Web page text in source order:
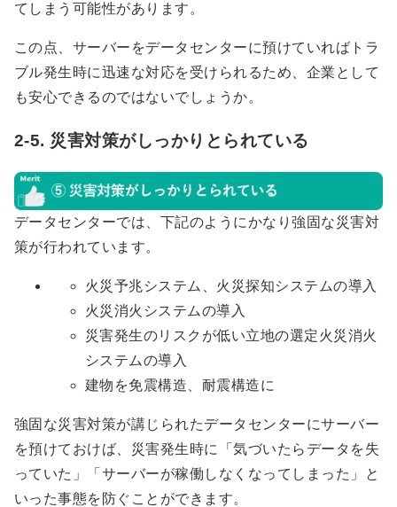
てしまう可能性があります。
この点、サーバーをデータセンターに預けていればトラ
ブル発生時に迅速な対応を受けられるため、企業として
も安心できるのではないでしょうか。
2-5. 災害対策がしっかりとられている
データセンターでは、下記のようにかなり強固な災害対
策が行われています。
火災予兆システム、火災探知システムの導入
火災消火システムの導入
災害発生のリスクが低い立地の選定火災消火
システムの導入
建物を免震構造、耐震構造に
強固な災害対策が講じられたデータセンターにサーバー
を預けておけば、災害発生時に「気づいたらデータを失
っていた」「サーバーが稼働しなくなってしまった」と
いった事態を防ぐことができます。